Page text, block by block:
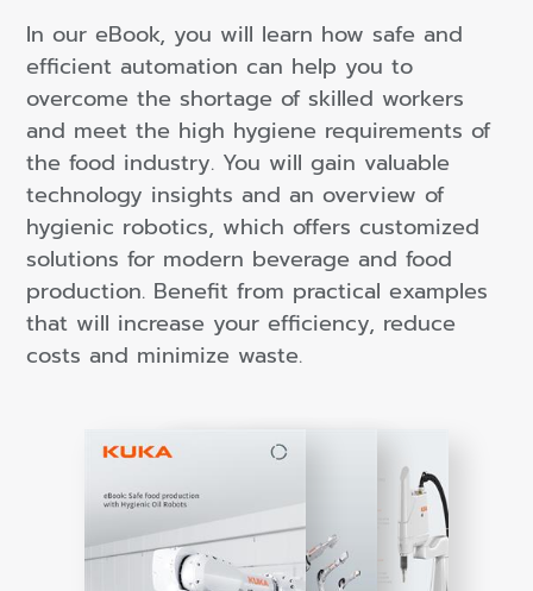
In our eBook, you will learn how safe and
efficient automation can help you to
overcome the shortage of skilled workers
and meet the high hygiene requirements of
the food industry. You will gain valuable
technology insights and an overview of
hygienic robotics, which offers customized
solutions for modern beverage and food
production. Benefit from practical examples
that will increase your efficiency, reduce
costs and minimize waste.